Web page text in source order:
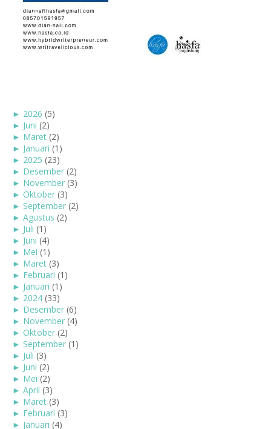
► 2026 (5)
► Juni (2)
► Maret (2)
► Januari (1)
► 2025 (23)
► Desember (2)
► November (3)
► Oktober (3)
► September (2)
► Agustus (2)
► Juli (1)
► Juni (4)
► Mei (1)
► Maret (3)
► Februari (1)
► Januari (1)
► 2024 (33)
► Desember (6)
► November (4)
► Oktober (2)
► September (1)
► Juli (3)
► Juni (2)
► Mei (2)
► April (3)
► Maret (3)
► Februari (3)
► Januari (4)